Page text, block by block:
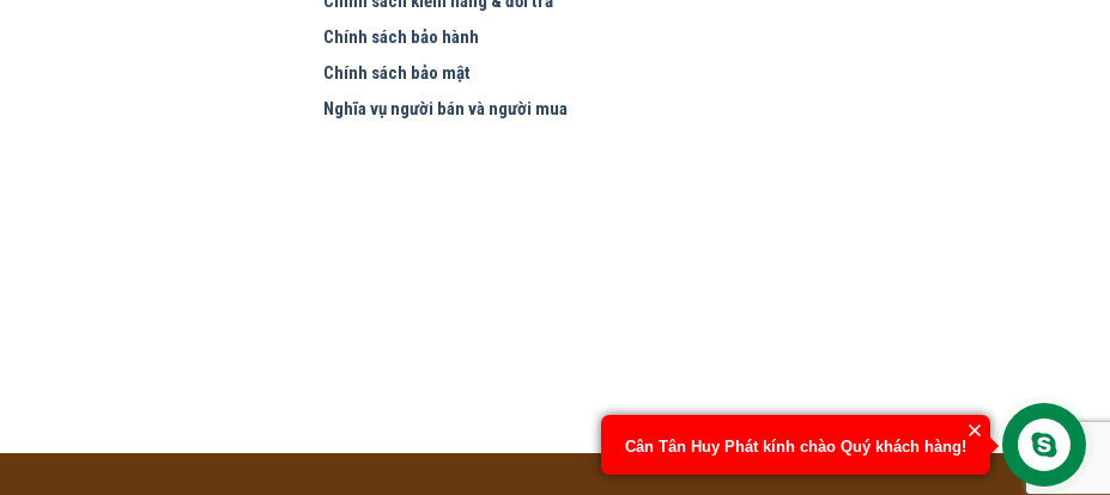
Cân Tân Huy Phát kính chào Quý khách hàng!
Chính sách bảo hành
Chính sách bảo mật
Nghĩa vụ người bán và người mua